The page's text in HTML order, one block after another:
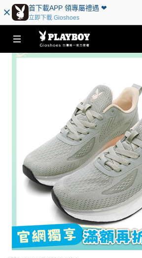
首下載APP 領專屬禮遇 ❤︎
立即下載 Gioshoes